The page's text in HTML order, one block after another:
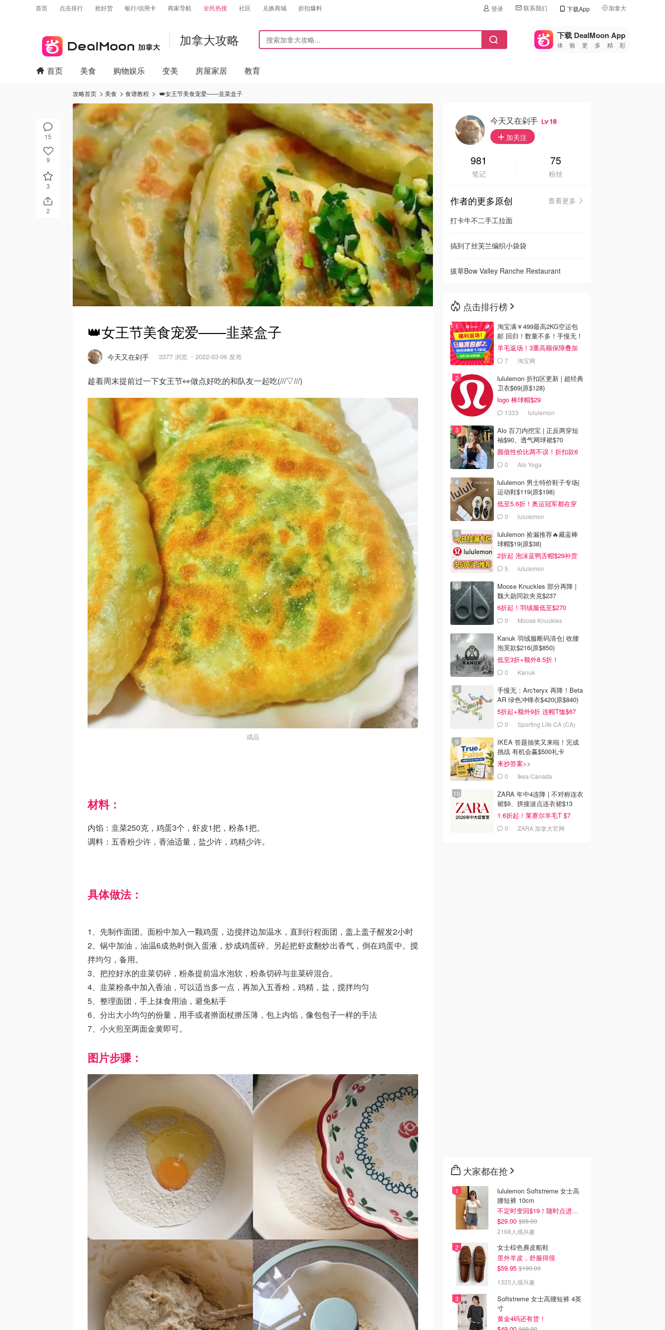
首页 点击排行 抢好货 银行/信用卡 商家导航 全民热搜 社区 兑换商城 折扣爆料 登录 联系我们 下载App 加拿大
🇺🇸
美国
🇨🇳中国
🇩🇪
🇮🇹
🇦🇺
🇳🇿新西兰
加拿大攻略 下载 DealMoon App
体验更多精彩
15
9
3
2
首页 美食 购物娱乐 变美 房屋家居 教育
攻略首页 美食 食谱教程 👑女王节美食宠爱——韭菜盒子
👑女王节美食宠爱——韭菜盒子
今天又在剁手 3377 浏览 2022-03-06 发布
趁着周末提前过一下女王节👀做点好吃的和队友一起吃(///▽///)
成品
材料：
内馅：韭菜250克，鸡蛋3个，虾皮1把，粉条1把。
调料：五香粉少许，香油适量，盐少许，鸡精少许。
具体做法：
1、先制作面团。面粉中加入一颗鸡蛋，边搅拌边加温水，直到行程面团，盖上盖子醒发2小时
2、锅中加油，油温6成热时倒入蛋液，炒成鸡蛋碎。另起把虾皮翻炒出香气，倒在鸡蛋中。搅
拌均匀，备用。
3、把控好水的韭菜切碎，粉条提前温水泡软，粉条切碎与韭菜碎混合。
4、韭菜粉条中加入香油，可以适当多一点，再加入五香粉，鸡精，盐，搅拌均匀
5、整理面团，手上抹食用油，避免粘手
6、分出大小均匀的份量，用手或者擀面杖擀压薄，包上内馅，像包包子一样的手法
7、小火煎至两面金黄即可。
图片步骤：
今天又在剁手 16
加关注
981
笔记
75
粉丝
作者的更多原创
查看更多
打卡牛不二手工拉面
搞到了丝芙兰编织小袋袋
拔草Bow Valley Ranche Restaurant
点击排行榜
淘宝满￥499最高2KG空运包
邮 回归！数量不多！手慢无！
羊毛返场！3重高额保障叠加
7 淘宝网
lululemon 折扣区更新 | 超经典
卫衣$69(原$128)
logo 棒球帽$29
1333 lululemon
Alo 百刀内挖宝 | 正反两穿短
袖$90、透气网球裙$70
颜值性价比两不误！折扣款6
折起0 Alo Yoga
lululemon 男士特价鞋子专场|
运动鞋$119(原$198)
低至5.6折！奥运冠军都在穿
0 lululemon
lululemon 捡漏推荐🔥藏蓝棒
球帽$19(原$38)
2折起 泡沫蓝鸭舌帽$29补货
5 lululemon
Moose Knuckles 部分再降 |
魏大勋同款夹克$237
6折起！羽绒服低至$270
0 Moose Knuckles
Kanuk 羽绒服断码清仓| 收腰
泡芙款$216(原$850)
低至3折+额外8.5折！
0 Kanuk
手慢无：Arc'teryx 再降！Beta
AR 绿色冲锋衣$420(原$840)
5折起+额外9折 连帽T恤$67
0 Sporting Life CA (CA)
IKEA 答题抽奖又来啦！完成
挑战 有机会赢$500礼卡
来抄答案>>
0 Ikea Canada
ZARA 年中4连降 | 不对称连衣
裙$9、拼接波点连衣裙$13
1.6折起！莱赛尔羊毛T $7
0 ZARA 加拿大官网
大家都在抢
lululemon Softstreme 女士高
腰短裤 10cm
不定时变回$19！随时点进来看
$29.00 $88.00
2168人感兴趣
女士棕色麂皮船鞋
里外羊皮，舒服得很
$59.95 $190.00
1320人感兴趣
Softstreme 女士高腰短裤 4英
寸
黄金4码还有货！